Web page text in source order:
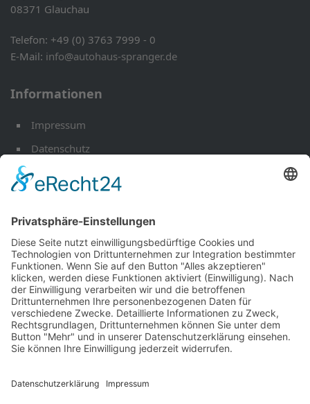
08371 Glauchau
Telefon: +49 (0) 3763 7999 - 0
E-Mail: info@autohaus-spranger.de
Informationen
Impressum
Datenschutz
Öffnungszeiten
Kontakt
Werkstatt-Termin
Ihr Mobilitäts Partner
Fahrzeuge
EU Fahrzeuge
Andere Marken
Aktuelles